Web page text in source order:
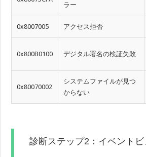
ラー
0x8007005 アクセス拒否
0x800B0100 デジタル署名の検証失敗
0x80070002
システムファイルが見つ
からない
診断ステップ2：イベント